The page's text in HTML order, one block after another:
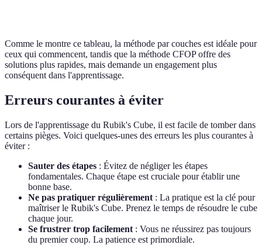
Comme le montre ce tableau, la méthode par couches est idéale pour
ceux qui commencent, tandis que la méthode CFOP offre des
solutions plus rapides, mais demande un engagement plus
conséquent dans l'apprentissage.
Erreurs courantes à éviter
Lors de l'apprentissage du Rubik's Cube, il est facile de tomber dans
certains pièges. Voici quelques-unes des erreurs les plus courantes à
éviter :
Sauter des étapes : Évitez de négliger les étapes
fondamentales. Chaque étape est cruciale pour établir une
bonne base.
Ne pas pratiquer régulièrement : La pratique est la clé pour
maîtriser le Rubik's Cube. Prenez le temps de résoudre le cube
chaque jour.
Se frustrer trop facilement : Vous ne réussirez pas toujours
du premier coup. La patience est primordiale.